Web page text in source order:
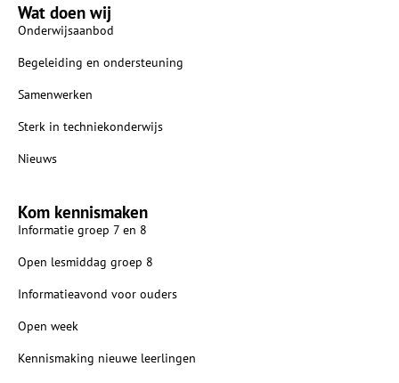
Wat doen wij
Onderwijsaanbod
Begeleiding en ondersteuning
Samenwerken
Sterk in techniekonderwijs
Nieuws
Kom kennismaken
Informatie groep 7 en 8
Open lesmiddag groep 8
Informatieavond voor ouders
Open week
Kennismaking nieuwe leerlingen